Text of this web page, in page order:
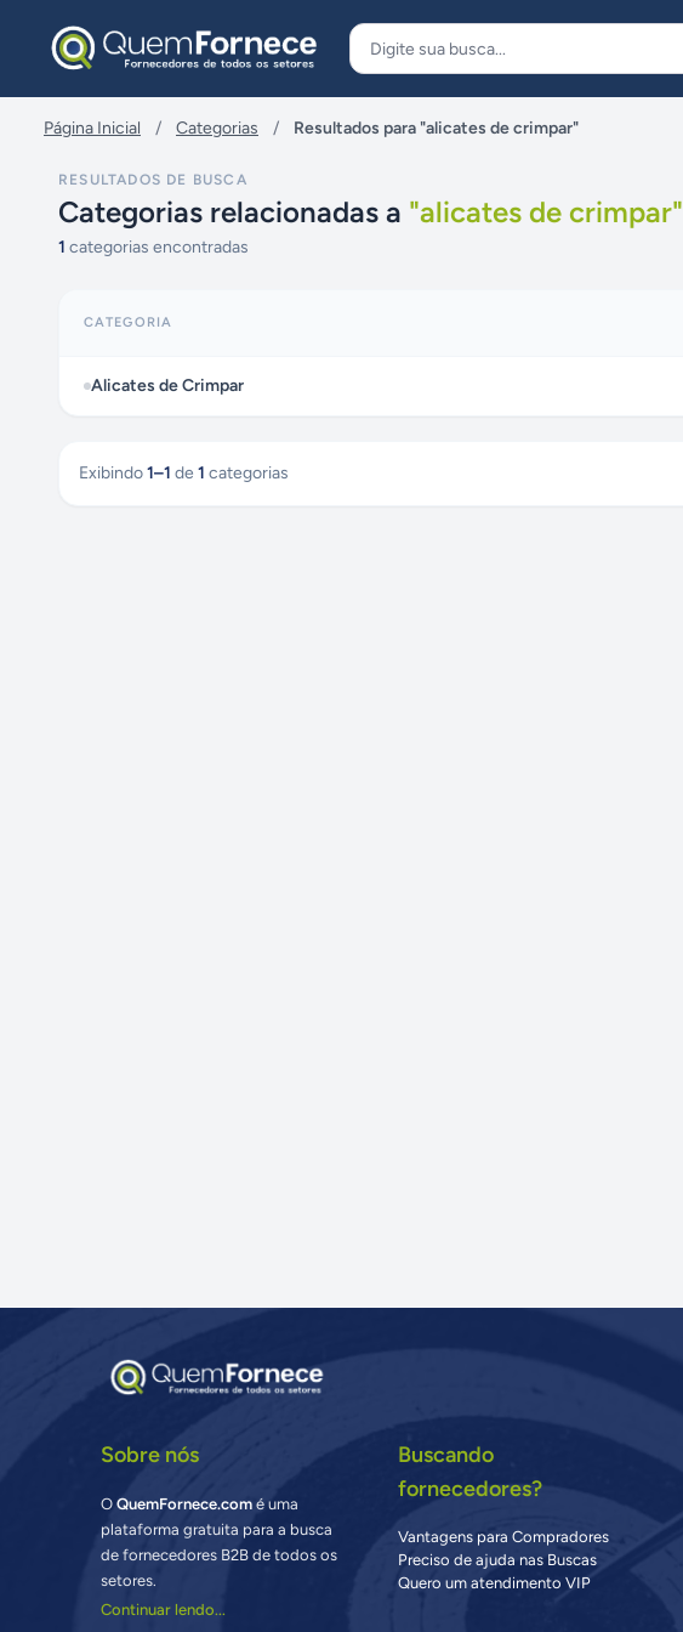
Página Inicial / Categorias / Resultados para "alicates de crimpar"
RESULTADOS DE BUSCA
Categorias relacionadas a "alicates de crimpar"
1 categorias encontradas
CATEGORIA
Alicates de Crimpar
Exibindo1–1 de 1 categorias
Sobre nós
OQuemFornece.com é uma
plataforma gratuita para a busca
de fornecedores B2B de todos os
setores.
Continuar lendo...
Buscando
fornecedores?
Vantagens para Compradores
Preciso de ajuda nas Buscas
Quero um atendimento VIP